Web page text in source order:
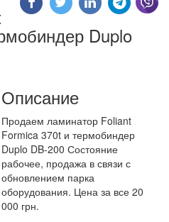
Duplo
Описание
Продаем ламинатор Foliant
Formica 370t и термобиндер
Duplo DB-200 Состояние
рабочее, продажа в связи с
обновлением парка
оборудования. Цена за все 20
000 грн.